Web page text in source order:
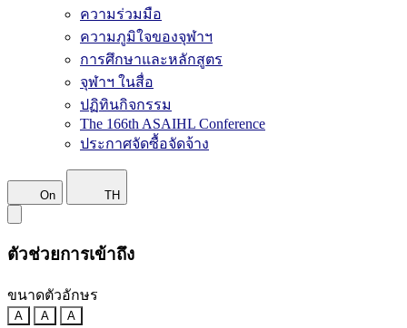
ความร่วมมือ
ความภูมิใจของจุฬาฯ
การศึกษาและหลักสูตร
จุฬาฯ ในสื่อ
ปฏิทินกิจกรรม
The 166th ASAIHL Conference
ประกาศจัดซื้อจัดจ้าง
On TH
ตัวช่วยการเข้าถึง
ขนาดตัวอักษร
A A A